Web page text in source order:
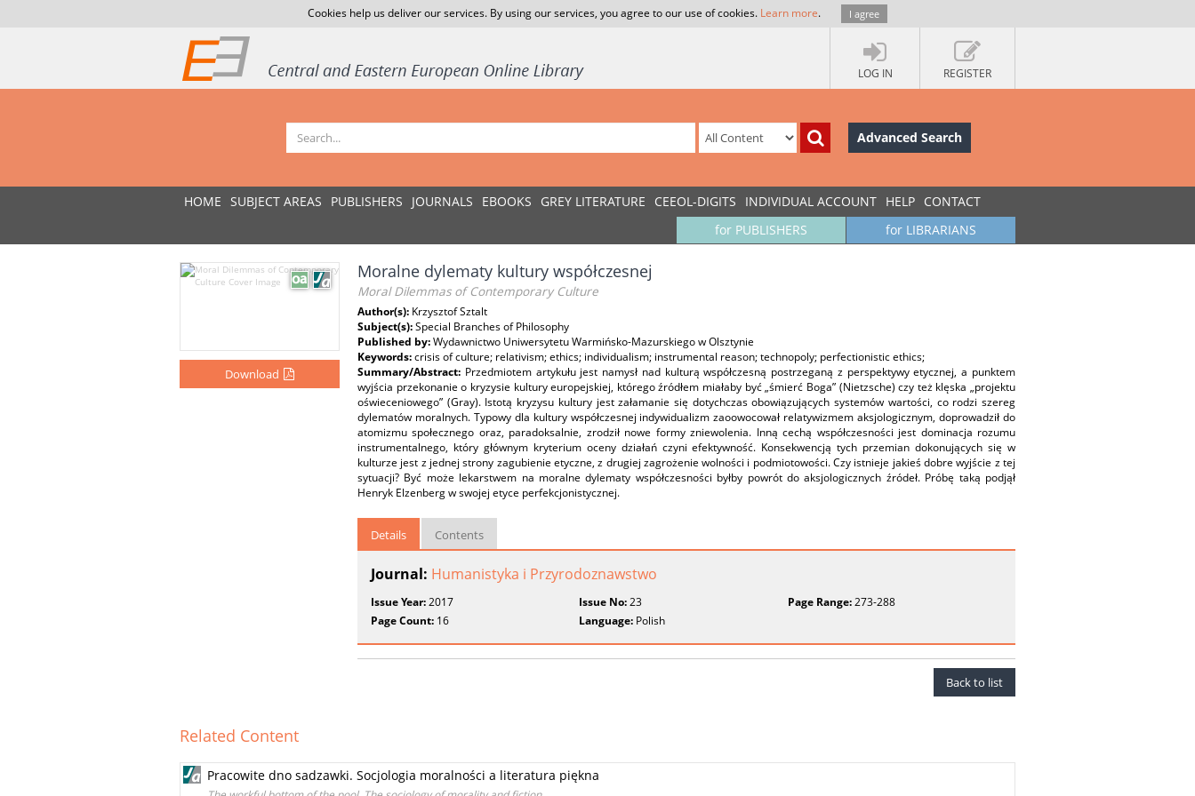
Cookies help us deliver our services. By using our services, you agree to our use of cookies. Learn more. I agree
LOG IN REGISTER
Advanced Search
HOME SUBJECT AREAS PUBLISHERS JOURNALS EBOOKS GREY LITERATURE CEEOL-DIGITS INDIVIDUAL ACCOUNT HELP CONTACT
for LIBRARIANS
for PUBLISHERS
Download
Moralne dylematy kultury współczesnej
Moral Dilemmas of Contemporary Culture
Author(s): Krzysztof Sztalt
Subject(s):Special Branches of Philosophy
Published by:Wydawnictwo Uniwersytetu Warmińsko-Mazurskiego w Olsztynie
Keywords:crisis of culture; relativism; ethics; individualism; instrumental reason; technopoly; perfectionistic ethics;
Summary/Abstract: Przedmiotem artykułu jest namysł nad kulturą współczesną postrzeganą z perspektywy etycznej, a punktem
wyjścia przekonanie o kryzysie kultury europejskiej, którego źródłem miałaby być „śmierć Boga” (Nietzsche) czy też klęska „projektu
oświeceniowego” (Gray). Istotą kryzysu kultury jest załamanie się dotychczas obowiązujących systemów wartości, co rodzi szereg
dylematów moralnych. Typowy dla kultury współczesnej indywidualizm zaoowocował relatywizmem aksjologicznym, doprowadził do
atomizmu społecznego oraz, paradoksalnie, zrodził nowe formy zniewolenia. Inną cechą współczesności jest dominacja rozumu
instrumentalnego, który głównym kryterium oceny działań czyni efektywność. Konsekwencją tych przemian dokonujących się w
kulturze jest z jednej strony zagubienie etyczne, z drugiej zagrożenie wolności i podmiotowości. Czy istnieje jakieś dobre wyjście z tej
sytuacji? Być może lekarstwem na moralne dylematy współczesności byłby powrót do aksjologicznych źródeł. Próbę taką podjął
Henryk Elzenberg w swojej etyce perfekcjonistycznej.
Details Contents
Journal: Humanistyka i Przyrodoznawstwo
Issue Year:2017 Issue No:23 Page Range:273-288
Page Count: 16 Language: Polish
Back to list
Related Content
Pracowite dno sadzawki. Socjologia moralności a literatura piękna